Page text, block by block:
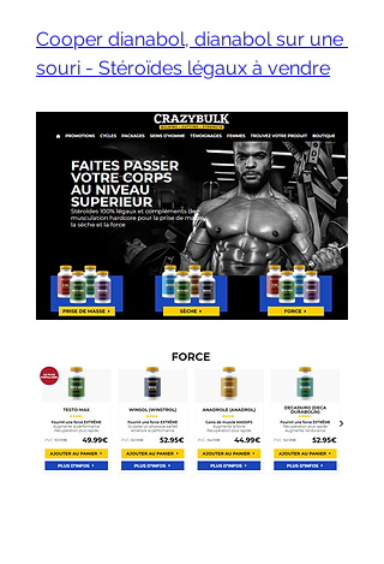
Cooper dianabol, dianabol sur une
souri - Stéroïdes légaux à vendre